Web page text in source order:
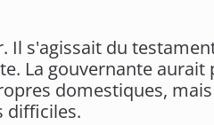
s'agissait du
La gouvernante
domestiques,
difficiles.